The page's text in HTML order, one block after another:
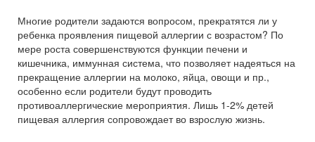
Многие родители задаются вопросом, прекратятся ли у
ребенка проявления пищевой аллергии с возрастом? По
мере роста совершенствуются функции печени и
кишечника, иммунная система, что позволяет надеяться на
прекращение аллергии на молоко, яйца, овощи и пр.,
особенно если родители будут проводить
противоаллергические мероприятия. Лишь 1-2% детей
пищевая аллергия сопровождает во взрослую жизнь.